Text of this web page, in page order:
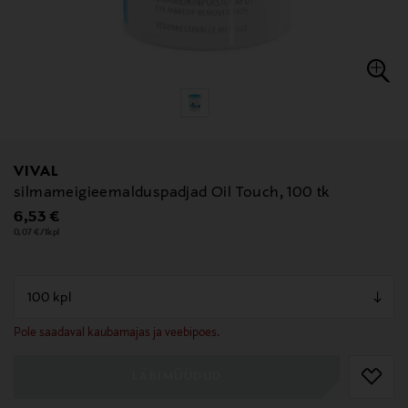
VIVAL
silmameigieemalduspadjad Oil Touch, 100 tk
Original Price
6,53 €
0,07 €/1kpl
Pole saadaval kaubamajas ja veebipoes.
null